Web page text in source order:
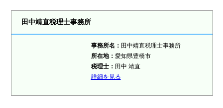
田中靖直税理士事務所
事務所名： 田中靖直税理士事務所
所在地： 愛知県豊橋市
税理士： 田中 靖直
詳細を見る